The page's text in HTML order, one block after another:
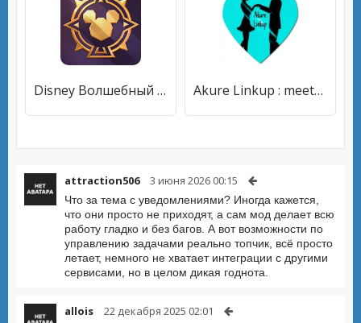
Disney Волшебный Турнир Akure Linkup : meetups & date
attraction506 3 июня 2026 00:15
Что за тема с уведомлениями? Иногда кажется,
что они просто не приходят, а сам мод делает всю
работу гладко и без багов. А вот возможности по
управлению задачами реально топчик, всё просто
летает, немного не хватает интеграции с другими
сервисами, но в целом дикая годнота.
allois 22 декабря 2025 02:01